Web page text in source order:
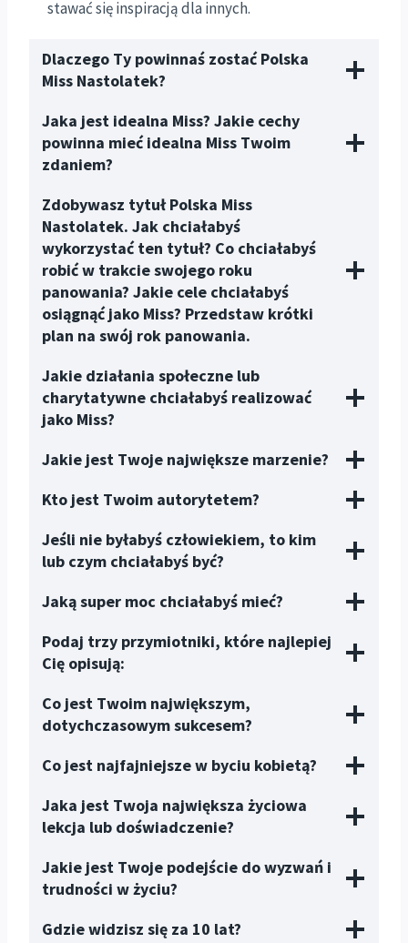
stawać się inspiracją dla innych.
Dlaczego Ty powinnaś zostać Polska
Miss Nastolatek?
Jaka jest idealna Miss? Jakie cechy
powinna mieć idealna Miss Twoim
zdaniem?
Zdobywasz tytuł Polska Miss
Nastolatek. Jak chciałabyś
wykorzystać ten tytuł? Co chciałabyś
robić w trakcie swojego roku
panowania? Jakie cele chciałabyś
osiągnąć jako Miss? Przedstaw krótki
plan na swój rok panowania.
Jakie działania społeczne lub
charytatywne chciałabyś realizować
jako Miss?
Jakie jest Twoje największe marzenie?
Kto jest Twoim autorytetem?
Jeśli nie byłabyś człowiekiem, to kim
lub czym chciałabyś być?
Jaką super moc chciałabyś mieć?
Podaj trzy przymiotniki, które najlepiej
Cię opisują:
Co jest Twoim największym,
dotychczasowym sukcesem?
Co jest najfajniejsze w byciu kobietą?
Jaka jest Twoja największa życiowa
lekcja lub doświadczenie?
Jakie jest Twoje podejście do wyzwań i
trudności w życiu?
Gdzie widzisz się za 10 lat?